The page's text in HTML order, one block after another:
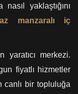
yaklaştığını
manzaralı iç
merkezi.
fiyatlı hizmetler
canlı bir topluluğa